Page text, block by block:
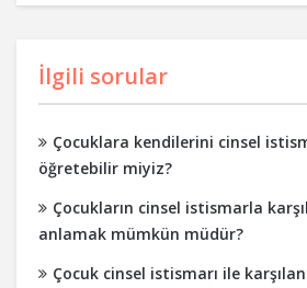
İlgili sorular
Çocuklara kendilerini cinsel
öğretebilir miyiz?
Çocukların cinsel istismarla
anlamak mümkün müdür?
Çocuk cinsel istismarı ile